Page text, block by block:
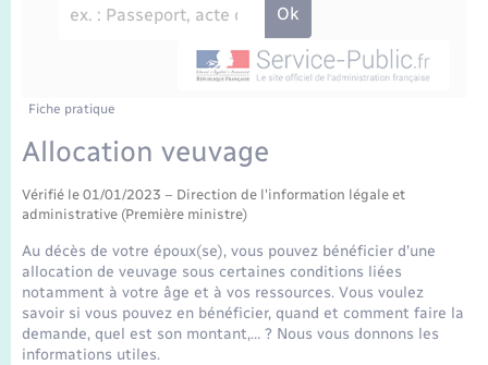
Etat-civil - Papiers - Citoyenneté
Parrainage civil
Concessions funéraires
Nouvel habitant
Numérique
Organisation d’événement
Transports scolaires
Travaux - Autorisation d’occupation de l’espace
Plan interactif
La Communauté de communes
Fiche pratique
Allocation veuvage
Vérifié le 01/01/2023 – Direction de l'information légale et
administrative (Première ministre)
Au décès de votre époux(se), vous pouvez bénéficier d'une
allocation de veuvage sous certaines conditions liées
notamment à votre âge et à vos ressources. Vous voulez
savoir si vous pouvez en bénéficier, quand et comment faire la
demande, quel est son montant,… ? Nous vous donnons les
informations utiles.